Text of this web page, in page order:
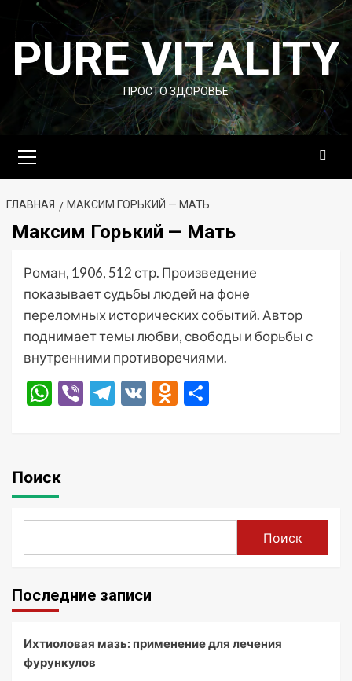
Перейти
содержимому
PURE VITALITY
ПРОСТО ЗДОРОВЬЕ
меню
ГЛАВНАЯ МАКСИМ ГОРЬКИЙ — МАТЬ
Максим Горький — Мать
Роман, 1906, 512 стр. Произведение
показывает судьбы людей на фоне
переломных исторических событий. Автор
поднимает темы любви, свободы и борьбы с
внутренними противоречиями.
WhatsApp
ViberTelegram
VK Odnoklassniki
Поиск
Поиск
Последние записи
Ихтиоловая мазь: применение для лечения
фурункулов